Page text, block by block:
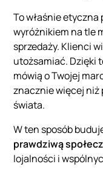
To właśnie
wyróżnikiem na tle
sprzedaży. Klienci
utożsamiać. Dzięki
mówią o Twojej
znacznie więcej niż
świata.
W ten sposób
prawdziwą
lojalności i